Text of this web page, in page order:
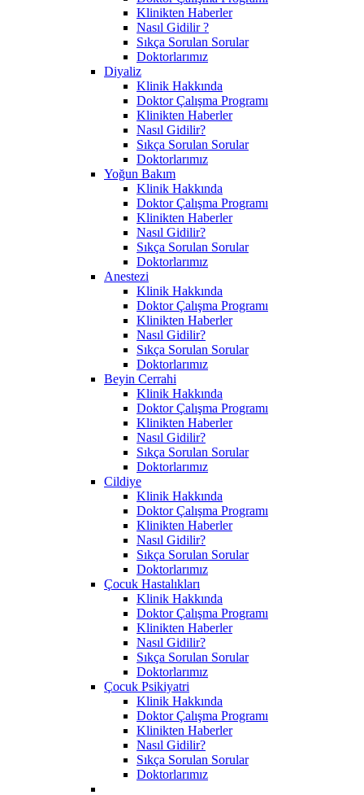
Klinikten Haberler
Nasıl Gidilir ?
Sıkça Sorulan Sorular
Doktorlarımız
Diyaliz
Klinik Hakkında
Doktor Çalışma Programı
Klinikten Haberler
Nasıl Gidilir?
Sıkça Sorulan Sorular
Doktorlarımız
Yoğun Bakım
Klinik Hakkında
Doktor Çalışma Programı
Klinikten Haberler
Nasıl Gidilir?
Sıkça Sorulan Sorular
Doktorlarımız
Anestezi
Klinik Hakkında
Doktor Çalışma Programı
Klinikten Haberler
Nasıl Gidilir?
Sıkça Sorulan Sorular
Doktorlarımız
Beyin Cerrahi
Klinik Hakkında
Doktor Çalışma Programı
Klinikten Haberler
Nasıl Gidilir?
Sıkça Sorulan Sorular
Doktorlarımız
Cildiye
Klinik Hakkında
Doktor Çalışma Programı
Klinikten Haberler
Nasıl Gidilir?
Sıkça Sorulan Sorular
Doktorlarımız
Çocuk Hastalıkları
Klinik Hakkında
Doktor Çalışma Programı
Klinikten Haberler
Nasıl Gidilir?
Sıkça Sorulan Sorular
Doktorlarımız
Çocuk Psikiyatri
Klinik Hakkında
Doktor Çalışma Programı
Klinikten Haberler
Nasıl Gidilir?
Sıkça Sorulan Sorular
Doktorlarımız